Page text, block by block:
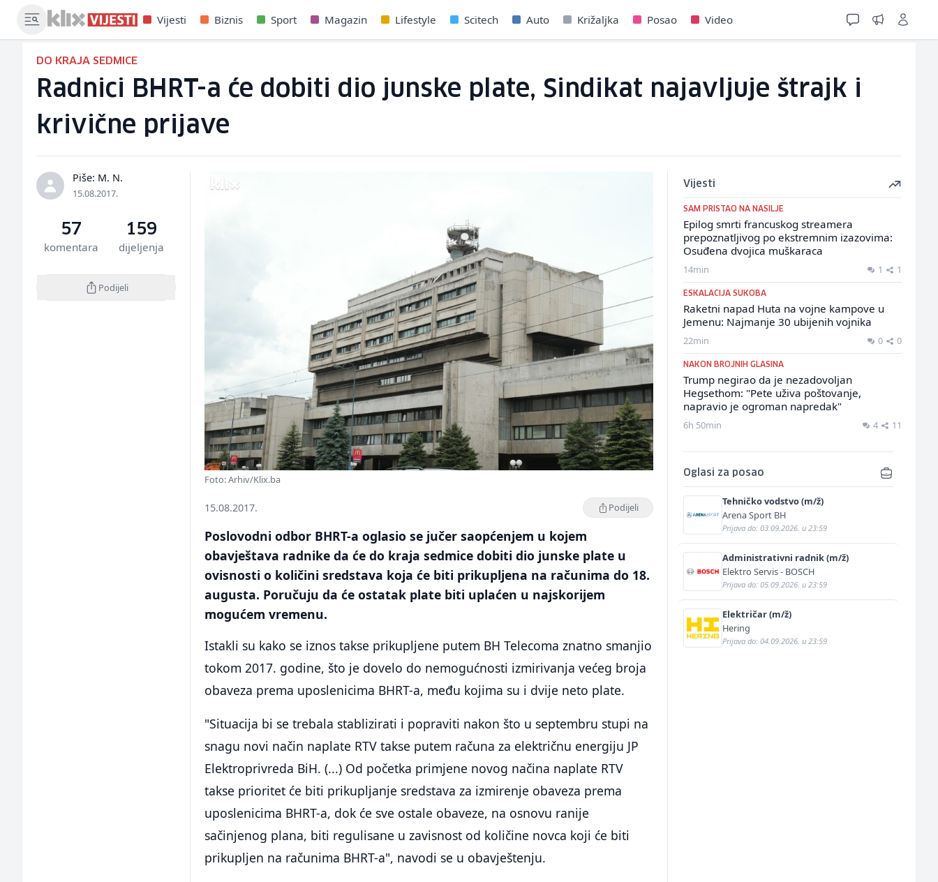
Vijesti Biznis Sport Magazin Lifestyle Scitech Auto Križaljka Posao Video
DO KRAJA SEDMICE
Radnici BHRT-a će dobiti dio junske plate, Sindikat najavljuje štrajk i
krivične prijave
Piše: M. N.
15.08.2017.
57
komentara
159
dijeljenja
Podijeli
Foto: Arhiv/Klix.ba
15.08.2017. Podijeli
Poslovodni odbor BHRT-a oglasio se jučer saopćenjem u kojem
obavještava radnike da će do kraja sedmice dobiti dio junske plate u
ovisnosti o količini sredstava koja će biti prikupljena na računima do 18.
augusta. Poručuju da će ostatak plate biti uplaćen u najskorijem
mogućem vremenu.
Istakli su kako se iznos takse prikupljene putem BH Telecoma znatno smanjio
tokom 2017. godine, što je dovelo do nemogućnosti izmirivanja većeg broja
obaveza prema uposlenicima BHRT-a, među kojima su i dvije neto plate.
"Situacija bi se trebala stablizirati i popraviti nakon što u septembru stupi na
snagu novi način naplate RTV takse putem računa za električnu energiju JP
Elektroprivreda BiH. (...) Od početka primjene novog načina naplate RTV
takse prioritet će biti prikupljanje sredstava za izmirenje obaveza prema
uposlenicima BHRT-a, dok će sve ostale obaveze, na osnovu ranije
sačinjenog plana, biti regulisane u zavisnost od količine novca koji će biti
prikupljen na računima BHRT-a", navodi se u obavještenju.
Vijesti
SAM PRISTAO NA NASILJE
Epilog smrti francuskog streamera
prepoznatljivog po ekstremnim izazovima:
Osuđena dvojica muškaraca
14min 1 1
ESKALACIJA SUKOBA
Raketni napad Huta na vojne kampove u
Jemenu: Najmanje 30 ubijenih vojnika
22min 0 0
NAKON BROJNIH GLASINA
Trump negirao da je nezadovoljan
Hegsethom: "Pete uživa poštovanje,
napravio je ogroman napredak"
6h 50min 4 11
Oglasi za posao
Tehničko vodstvo (m/ž)
Arena Sport BH
Prijava do: 03.09.2026. u 23:59
Administrativni radnik (m/ž)
Elektro Servis - BOSCH
Prijava do: 05.09.2026. u 23:59
Električar (m/ž)
Hering
Prijava do: 04.09.2026. u 23:59